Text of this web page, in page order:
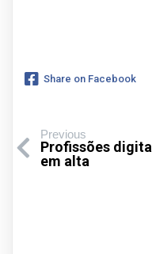
Share on Facebook
Previous
Profissões
em alta